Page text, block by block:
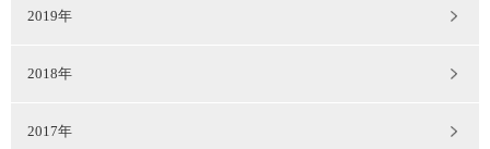
2019年
2018年
2017年